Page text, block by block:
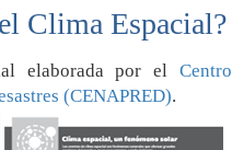
Clima Espacial?
elaborada por el Centro
(CENAPRED).